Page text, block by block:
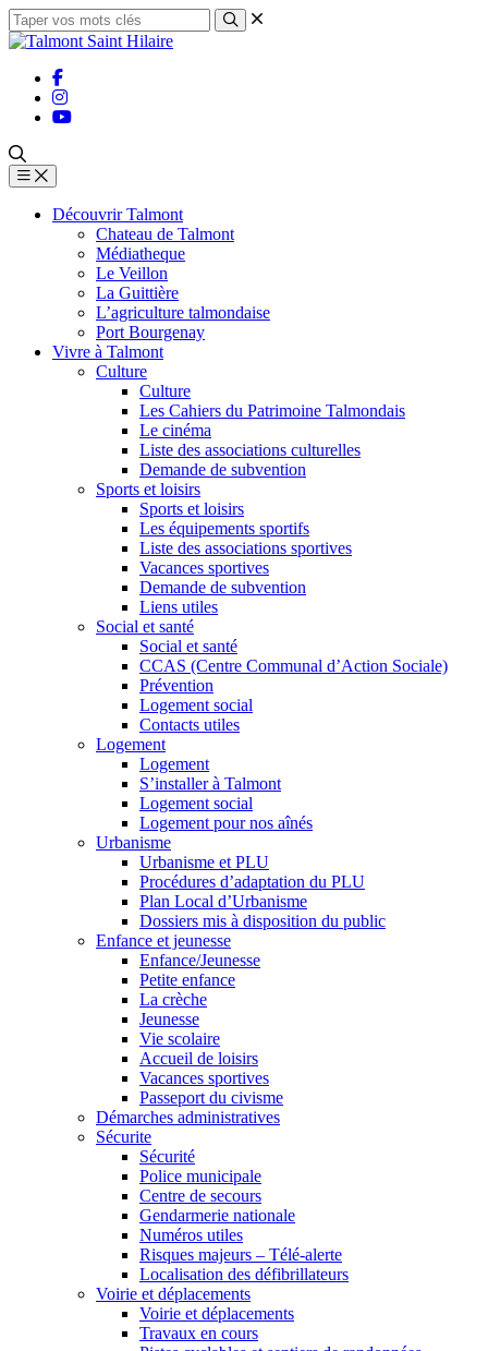
Découvrir Talmont
Chateau de Talmont
Médiatheque
Le Veillon
La Guittière
L’agriculture talmondaise
Port Bourgenay
Vivre à Talmont
Culture
Culture
Les Cahiers du Patrimoine Talmondais
Le cinéma
Liste des associations culturelles
Demande de subvention
Sports et loisirs
Sports et loisirs
Les équipements sportifs
Liste des associations sportives
Vacances sportives
Demande de subvention
Liens utiles
Social et santé
Social et santé
CCAS (Centre Communal d’Action Sociale)
Prévention
Logement social
Contacts utiles
Logement
Logement
S’installer à Talmont
Logement social
Logement pour nos aînés
Urbanisme
Urbanisme et PLU
Procédures d’adaptation du PLU
Plan Local d’Urbanisme
Dossiers mis à disposition du public
Enfance et jeunesse
Enfance/Jeunesse
Petite enfance
La crèche
Jeunesse
Vie scolaire
Accueil de loisirs
Vacances sportives
Passeport du civisme
Démarches administratives
Sécurite
Sécurité
Police municipale
Centre de secours
Gendarmerie nationale
Numéros utiles
Risques majeurs – Télé-alerte
Localisation des défibrillateurs
Voirie et déplacements
Voirie et déplacements
Travaux en cours